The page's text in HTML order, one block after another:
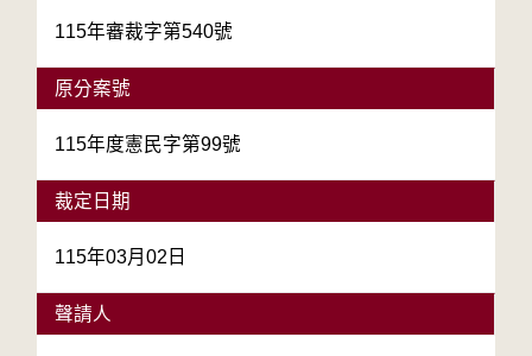
115年審裁字第540號
原分案號
115年度憲民字第99號
裁定日期
115年03月02日
聲請人